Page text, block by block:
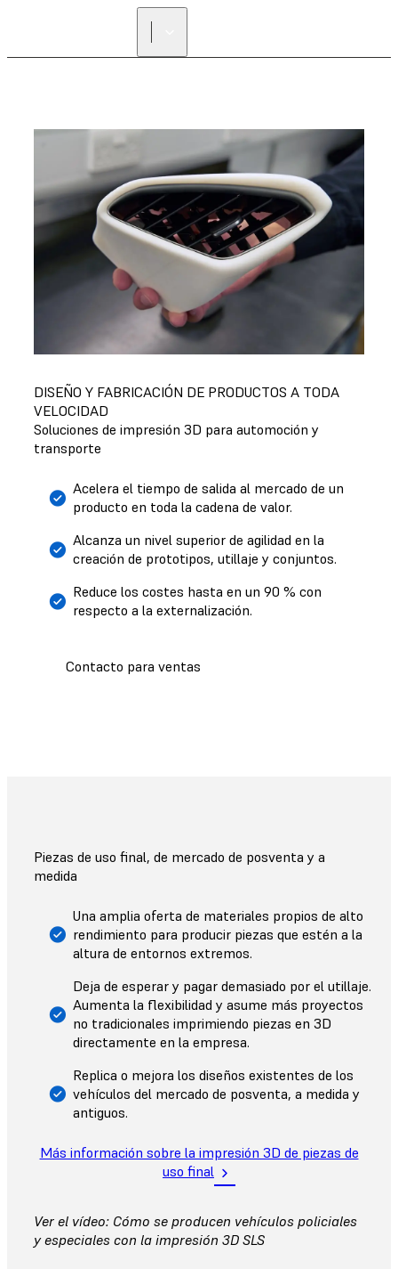
DISEÑO Y FABRICACIÓN DE PRODUCTOS A TODA
VELOCIDAD
Soluciones de impresión 3D para automoción y
transporte
Acelera el tiempo de salida al mercado de un
producto en toda la cadena de valor.
Alcanza un nivel superior de agilidad en la
creación de prototipos, utillaje y conjuntos.
Reduce los costes hasta en un 90 % con
respecto a la externalización.
Contacto para ventas
Piezas de uso final, de mercado de posventa y a
medida
Una amplia oferta de materiales propios de alto
rendimiento para producir piezas que estén a la
altura de entornos extremos.
Deja de esperar y pagar demasiado por el utillaje.
Aumenta la flexibilidad y asume más proyectos
no tradicionales imprimiendo piezas en 3D
directamente en la empresa.
Replica o mejora los diseños existentes de los
vehículos del mercado de posventa, a medida y
antiguos.
Más información sobre la impresión 3D de piezas de
uso final
Ver el vídeo: Cómo se producen vehículos policiales
y especiales con la impresión 3D SLS